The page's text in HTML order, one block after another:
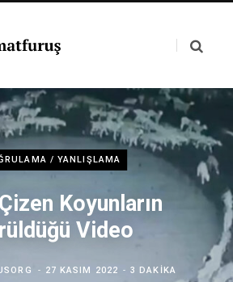
/ YANLIŞLAMA
Koyunların
Video
27 KASIM 2022 3 DAKIKA